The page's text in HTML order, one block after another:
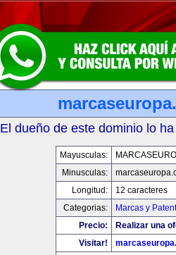
El dueño de este dominio lo
Mayusculas:
Minusculas:
Longitud:
12 caracteres
Categorias:
Marcas y
Precio:
Realizar una
Visitar!